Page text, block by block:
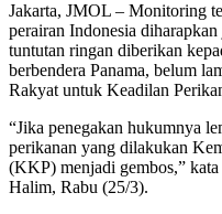
Jakarta, JMOL – Monitoring
perairan Indonesia
tuntutan ringan diberikan
berbendera Panama, belum
Rakyat untuk Keadilan
“Jika penegakan hukumnya
perikanan yang dilakukan
(KKP) menjadi gembos,”
Halim, Rabu (25/3).